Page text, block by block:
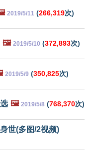
2019/5/11 (266,319次)
🖼️ 2019/5/10 (372,893次)
2019/5/9 (350,825次)
🖼️ 2019/5/8 (768,370次)
世(多图/2视频)